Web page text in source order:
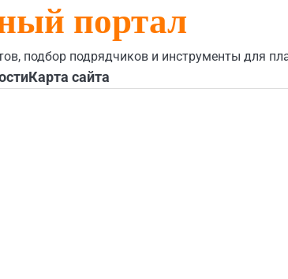
портал
подбор подрядчиков и инструменты для
Карта сайта